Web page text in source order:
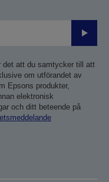
Skicka
det att du samtycker till att
om utförandet av
Epsons produkter,
elektronisk
och ditt beteende på